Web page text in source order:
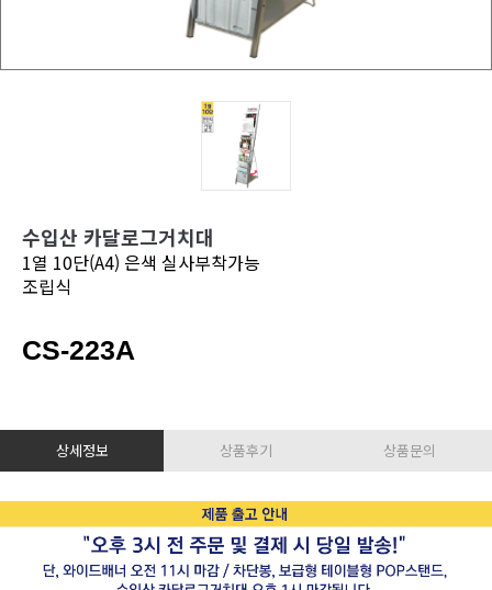
수입산 카달로그거치대
1열 10단(A4) 은색 실사부착가능
조립식
CS-223A
상세정보 상품후기 상품문의